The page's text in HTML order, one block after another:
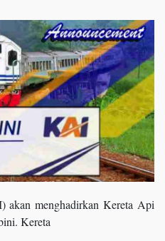
menghadirkan Kereta Api
Kereta